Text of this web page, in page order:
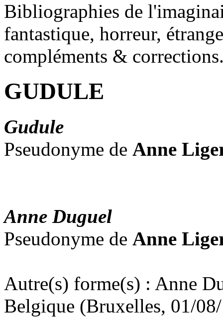
Bibliographies de
fantastique, horreur,
compléments &
GUDULE
Gudule
Pseudonyme de Anne
Anne Duguel
Pseudonyme de Anne
Autre(s) forme(s) : Anne
Belgique (Bruxelles, 01/